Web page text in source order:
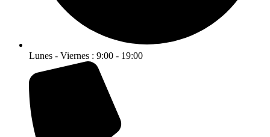
Lunes - Viernes : 9:00 - 19:00